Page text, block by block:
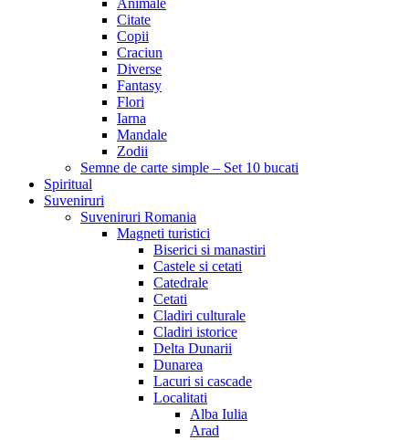
Animale
Citate
Copii
Craciun
Diverse
Fantasy
Flori
Iarna
Mandale
Zodii
Semne de carte simple – Set 10 bucati
Spiritual
Suveniruri
Suveniruri Romania
Magneti turistici
Biserici si manastiri
Castele si cetati
Catedrale
Cetati
Cladiri culturale
Cladiri istorice
Delta Dunarii
Dunarea
Lacuri si cascade
Localitati
Alba Iulia
Arad